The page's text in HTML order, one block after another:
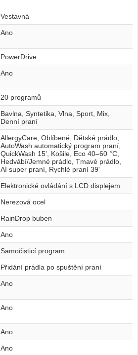
Vestavná
Ano
PowerDrive
Ano
20 programů
Bavlna, Syntetika, Vlna, Sport, Mix,
Denní praní
AllergyCare, Oblíbené, Dětské prádlo,
AutoWash automatický program praní,
QuickWash 15', Košile, Eco 40–60 °C,
Hedvábí/Jemné prádlo, Tmavé prádlo,
AI super praní, Rychlé praní 39'
Elektronické ovládání s LCD displejem
Nerezová ocel
RainDrop buben
Ano
Samočisticí program
Přidání prádla po spuštění praní
Ano
Ano
Ano
Ano